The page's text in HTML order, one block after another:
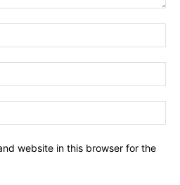
website in this browser for the